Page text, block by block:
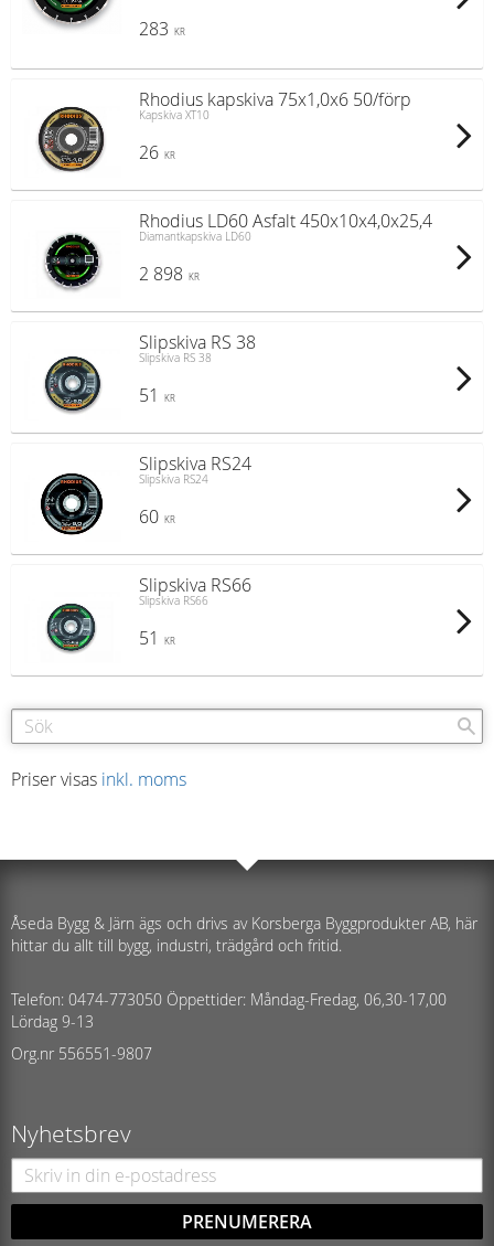
283 KR
Rhodius kapskiva 75x1,0x6 50/förp
Kapskiva XT10
26 KR
Rhodius LD60 Asfalt 450x10x4,0x25,4
Diamantkapskiva LD60
2 898 KR
Slipskiva RS 38
Slipskiva RS 38
51 KR
Slipskiva RS24
Slipskiva RS24
60 KR
Slipskiva RS66
Slipskiva RS66
51 KR
Priser visas inkl. moms
Åseda Bygg & Järn ägs och drivs av Korsberga Byggprodukter AB, här
hittar du allt till bygg, industri, trädgård och fritid.
Telefon: 0474-773050 Öppettider: Måndag-Fredag, 06,30-17,00
Lördag 9-13
Org.nr 556551-9807
Nyhetsbrev
PRENUMERERA